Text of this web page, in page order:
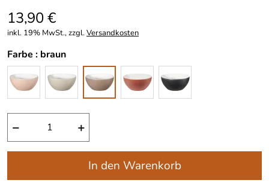
13,90 €
inkl. 19% MwSt., zzgl.Versandkosten
Farbe : braun
− +
In den Warenkorb